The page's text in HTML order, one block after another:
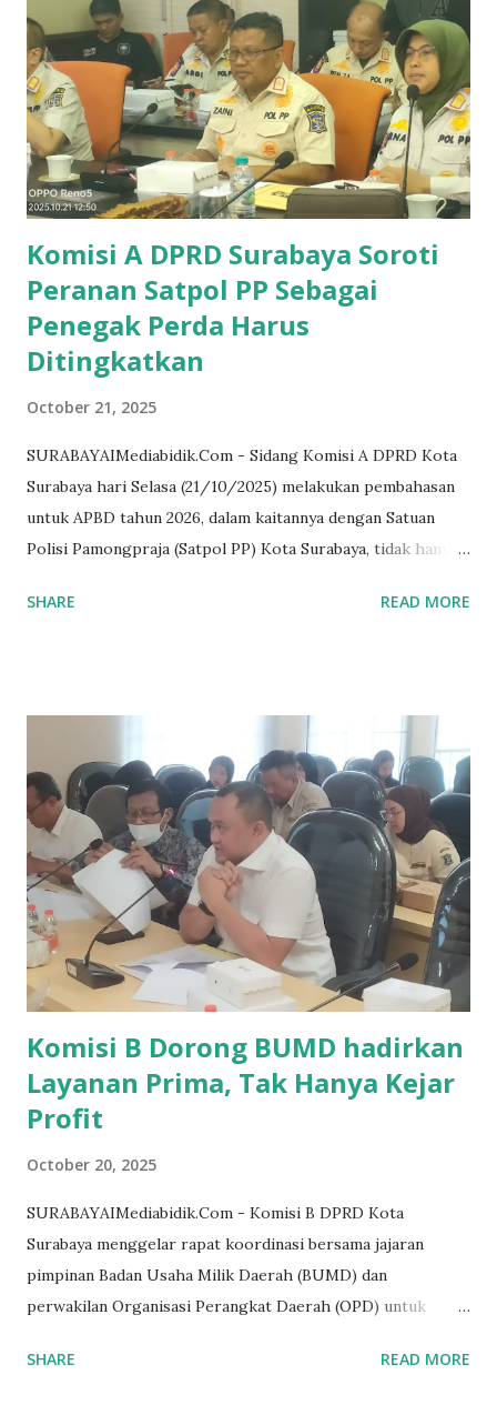
peningkatan kualitas layanan. Anggota Komisi D, dr. Michael
Leksodimulyo, menyoroti adanya pergeseran dana dalam
subkegiatan pengadaan sarana dan prasarana gedung
kantor. Ia mencatat adanya kekurangan dana sebesar Rp326
juta yang dialihkan ke kegiatan penyediaan jasa, serta
pemindahan Rp114 juta dari pos sistem informasi kesehatan.
Menurutnya, pergeseran ini perlu dijelaskan secara rinci
agar tidak menimbulkan kesa...
Komisi A DPRD Surabaya Soroti
Peranan Satpol PP Sebagai
Penegak Perda Harus
Ditingkatkan
October 21, 2025
SURABAYAIMediabidik.Com - Sidang Komisi A DPRD Kota
Surabaya hari Selasa (21/10/2025) melakukan pembahasan
untuk APBD tahun 2026, dalam kaitannya dengan Satuan
Polisi Pamongpraja (Satpol PP) Kota Surabaya, tidak hanya
peningkatan peranan Satpol PP dalam penegakan Perda.
diajukan dari APBD 2025 sebesar Rp 155 miliar, kini untuk
APBD 2026 terkoreksi turun menjadi Rp 150 miliar sekian.
"Nah, kami menitikberatkan terkait dengan program
anggaran yang cukup, postur anggaran yang cukup besar
ini, khususnya di pembinaan SDM, bahwa Satpol PP ini total
memiliki manpower atau memiliki kekuatan sumber daya
manusia. Totalnya ada 1.477 orang Satpol PP Kota Surabaya,
di mana itu terinci atas 79 itu PNS statusnya, lalu kemudian
yang 761 adalah P3K, lalu kemudian sisanya 637 ...
SHARE READ MORE
Komisi B Dorong BUMD hadirkan
Layanan Prima, Tak Hanya Kejar
Profit
October 20, 2025
SURABAYAIMediabidik.Com - Komisi B DPRD Kota
Surabaya menggelar rapat koordinasi bersama jajaran
pimpinan Badan Usaha Milik Daerah (BUMD) dan
perwakilan Organisasi Perangkat Daerah (OPD) untuk
Pendapatan dan Belanja Daerah (APBD) Kota Surabaya
SHARE READ MORE